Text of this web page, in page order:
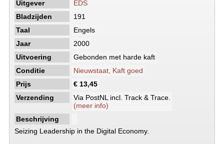
Uitgever
EDS
Bladzijden
191
Taal
Engels
Jaar
2000
Uitvoering
Gebonden met harde kaft
Conditie
Nieuwstaat, Kaft goed
Prijs
€ 13,45
Verzending
Via PostNL incl. Track & Trace.
(meer info)
Beschrijving
Seizing Leadership in the Digital Economy.